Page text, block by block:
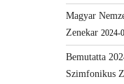
Magyar
Zenekar 2024-
Bemutatta
Szimfonikus